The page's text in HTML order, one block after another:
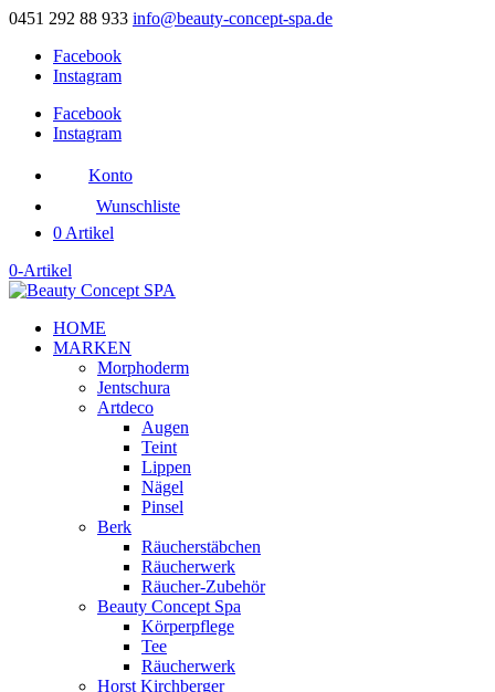
0451 292 88 933 info@beauty-concept-spa.de
Facebook
Instagram
Facebook
Instagram
Konto
Wunschliste
0 Artikel
0-Artikel
HOME
MARKEN
Morphoderm
Jentschura
Artdeco
Augen
Teint
Lippen
Nägel
Pinsel
Berk
Räucherstäbchen
Räucherwerk
Räucher-Zubehör
Beauty Concept Spa
Körperpflege
Tee
Räucherwerk
Horst Kirchberger